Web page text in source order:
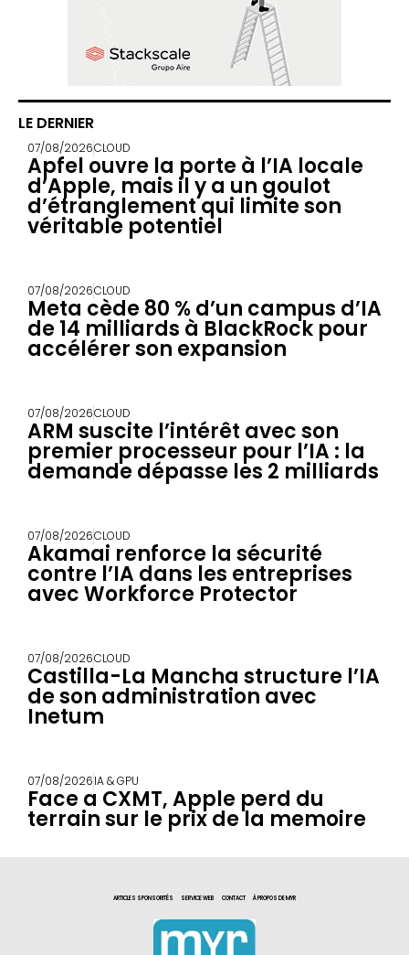
LE DERNIER
07/08/2026CLOUD
Apfel ouvre la porte à l’IA locale
d’Apple, mais il y a un goulot
d’étranglement qui limite son
véritable potentiel
07/08/2026CLOUD
Meta cède 80 % d’un campus d’IA
de 14 milliards à BlackRock pour
accélérer son expansion
07/08/2026CLOUD
ARM suscite l’intérêt avec son
premier processeur pour l’IA : la
demande dépasse les 2 milliards
07/08/2026CLOUD
Akamai renforce la sécurité
contre l’IA dans les entreprises
avec Workforce Protector
07/08/2026CLOUD
Castilla-La Mancha structure l’IA
de son administration avec
Inetum
07/08/2026IA & GPU
Face a CXMT, Apple perd du
terrain sur le prix de la memoire
ARTICLES SPONSORITÉS SERVICE WEB CONTACT À PROPOS DE MYR